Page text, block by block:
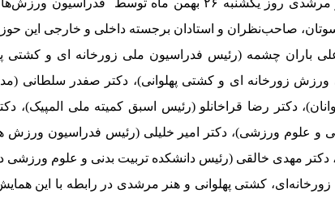
سومین همایش بین‌المللی ورزش زورخانه‌ای، کشتی پهلوانی و
و استادان برجسته داخلی و خارجی این حوزه در سالن ۱۷
باران چشمه (رئیس فدراسیون ملی زورخانه ای و
زورخانه ای و کشتی پهلوانی)، دکتر صفدر سلطانی
دکتر رضا قراخانلو (رئیس اسبق کمیته ملی
و علوم ورزشی)، دکتر امیر خلیلی (رئیس فدراسیون
دکتر مهدی خالقی (رئیس دانشکده تربیت بدنی و علوم
کشتی پهلوانی و هنر مرشدی در رابطه با این